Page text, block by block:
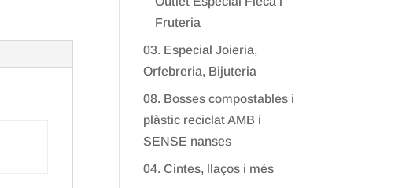
Fruteria
03. Especial Joieria,
Orfebreria, Bijuteria
08. Bosses compostables i
plàstic reciclat AMB i
SENSE nanses
04. Cintes, llaços i més